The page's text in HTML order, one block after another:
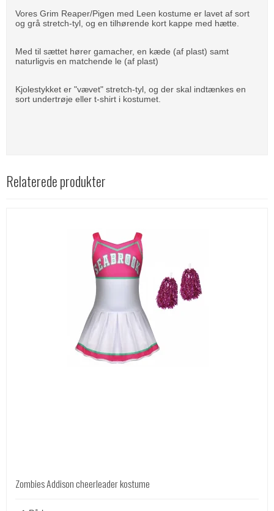
Vores Grim Reaper/Pigen med Leen kostume er lavet af sort
og grå stretch-tyl, og en tilhørende kort kappe med hætte.
Med til sættet hører gamacher, en kæde (af plast) samt
naturligvis en matchende le (af plast)
Kjolestykket er "vævet" stretch-tyl, og der skal indtænkes en
sort undertrøje eller t-shirt i kostumet.
Relaterede produkter
Zombies Addison cheerleader kostume